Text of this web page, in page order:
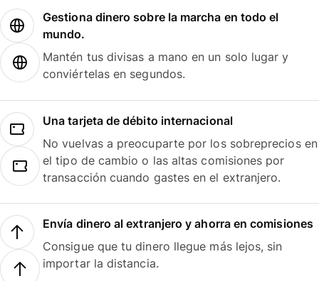
Gestiona dinero sobre la marcha en todo el
mundo.
Mantén tus divisas a mano en un solo lugar y
conviértelas en segundos.
Una tarjeta de débito internacional
No vuelvas a preocuparte por los sobreprecios en
el tipo de cambio o las altas comisiones por
transacción cuando gastes en el extranjero.
Envía dinero al extranjero y ahorra en comisiones
Consigue que tu dinero llegue más lejos, sin
importar la distancia.